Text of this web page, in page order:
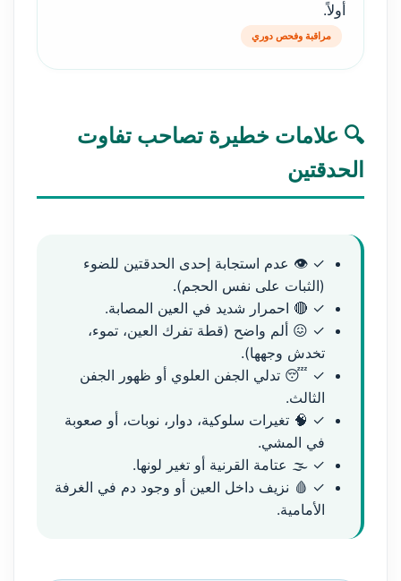
أولاً.
مراقبة وفحص دوري
🔍 علامات خطيرة تصاحب تفاوت
الحدقتين
✓ 👁️ عدم استجابة إحدى الحدقتين للضوء
(الثبات على نفس الحجم).
✓ 🔴 احمرار شديد في العين المصابة.
✓ 😖 ألم واضح (قطة تفرك العين، تموء،
تخدش وجهها).
✓ 😴 تدلي الجفن العلوي أو ظهور الجفن
الثالث.
✓ 🧠 تغيرات سلوكية، دوار، نوبات، أو صعوبة
في المشي.
✓ 🌫️ عتامة القرنية أو تغير لونها.
✓ 🩸 نزيف داخل العين أو وجود دم في الغرفة
الأمامية.